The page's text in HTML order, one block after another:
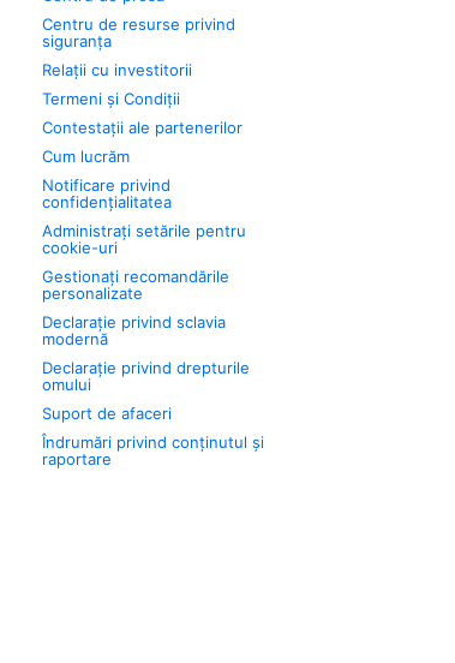
Centru de resurse privind
siguranța
Relații cu investitorii
Termeni și Condiții
Contestații ale partenerilor
Cum lucrăm
Notificare privind
confidențialitatea
Administrați setările pentru
cookie-uri
Gestionați recomandările
personalizate
Declarație privind sclavia
modernă
Declarație privind drepturile
omului
Suport de afaceri
Îndrumări privind conținutul și
raportare